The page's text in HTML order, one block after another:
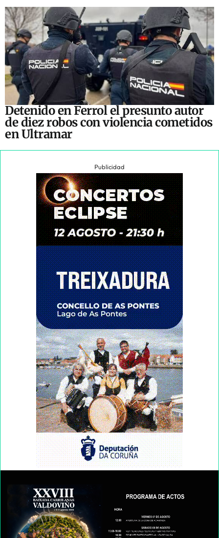
Detenido en Ferrol el presunto autor
de diez robos con violencia cometidos
en Ultramar
Publicidad